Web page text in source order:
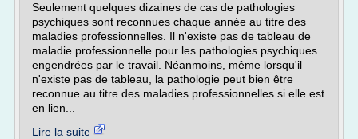
Seulement quelques dizaines de cas de pathologies
psychiques sont reconnues chaque année au titre des
maladies professionnelles. Il n'existe pas de tableau de
maladie professionnelle pour les pathologies psychiques
engendrées par le travail. Néanmoins, même lorsqu'il
n'existe pas de tableau, la pathologie peut bien être
reconnue au titre des maladies professionnelles si elle est
en lien...
Lire la suite